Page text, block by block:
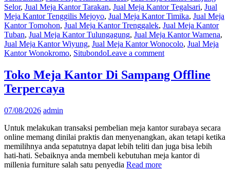
Selor, Jual Meja Kantor Tarakan, Jual Meja Kantor Tegalsari, Jual
Meja Kantor Tenggilis Mejoyo, Jual Meja Kantor Timika, Jual Meja
Kantor Tomohon, Jual Meja Kantor Trenggalek, Jual Meja Kantor
Tuban, Jual Meja Kantor Tulungagung, Jual Meja Kantor Wamena,
Jual Meja Kantor Wiyung, Jual Meja Kantor Wonocolo, Jual Meja
Kantor Wonokromo, SitubondoLeave a comment
Toko Meja Kantor Di Sampang Offline
Terpercaya
07/08/2026 admin
Untuk melakukan transaksi pembelian meja kantor surabaya secara
online memang dinilai praktis dan menyenangkan, akan tetapi ketika
memilihnya anda sepatutnya dapat lebih teliti dan juga bisa lebih
hati-hati. Sebaiknya anda membeli kebutuhan meja kantor di
millenia furniture salah satu penyedia Read more